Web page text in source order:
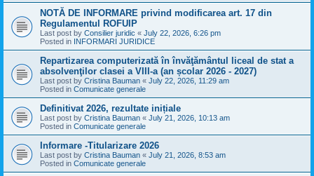
NOTĂ DE INFORMARE privind modificarea art. 17 din
Regulamentul ROFUIP
Last post by Consilier juridic « July 22, 2026, 6:26 pm
Posted in INFORMARI JURIDICE
Repartizarea computerizată în învăţământul liceal de stat a
absolvenţilor clasei a VIII-a (an școlar 2026 - 2027)
Last post by Cristina Bauman « July 22, 2026, 11:29 am
Posted in Comunicate generale
Definitivat 2026, rezultate inițiale
Last post by Cristina Bauman « July 21, 2026, 10:13 am
Posted in Comunicate generale
Informare -Titularizare 2026
Last post by Cristina Bauman « July 21, 2026, 8:53 am
Posted in Comunicate generale